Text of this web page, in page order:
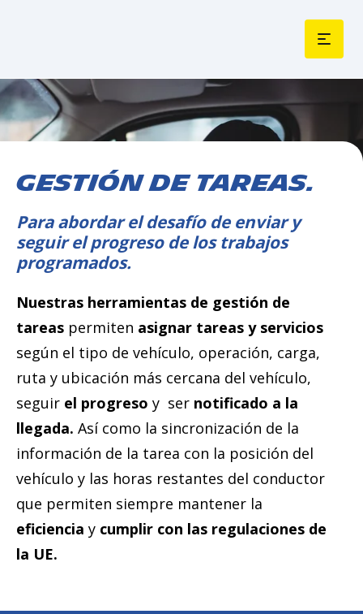
GESTIÓN DE TAREAS.
Para abordar el desafío de enviar y
seguir el progreso de los trabajos
programados.
Nuestras herramientas de gestión de
tareas permiten asignar tareas y servicios
según el tipo de vehículo, operación, carga,
ruta y ubicación más cercana del vehículo,
seguir el progreso y ser notificado a la
llegada. Así como la sincronización de la
información de la tarea con la posición del
vehículo y las horas restantes del conductor
que permiten siempre mantener la
eficiencia y cumplir con las regulaciones de
la UE.